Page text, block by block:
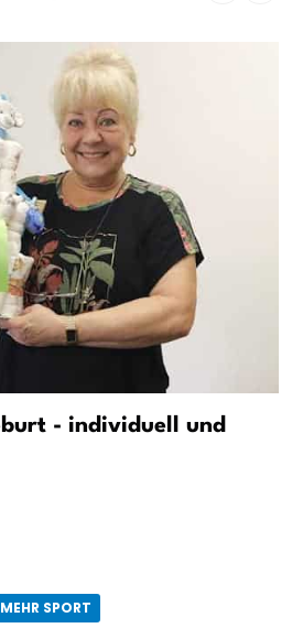
- individuell und
MEHR SPORT